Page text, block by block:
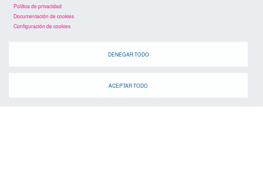
Política de privacidad
Documentación de cookies
Configuración de cookies
DENEGAR TODO
ACEPTAR TODO